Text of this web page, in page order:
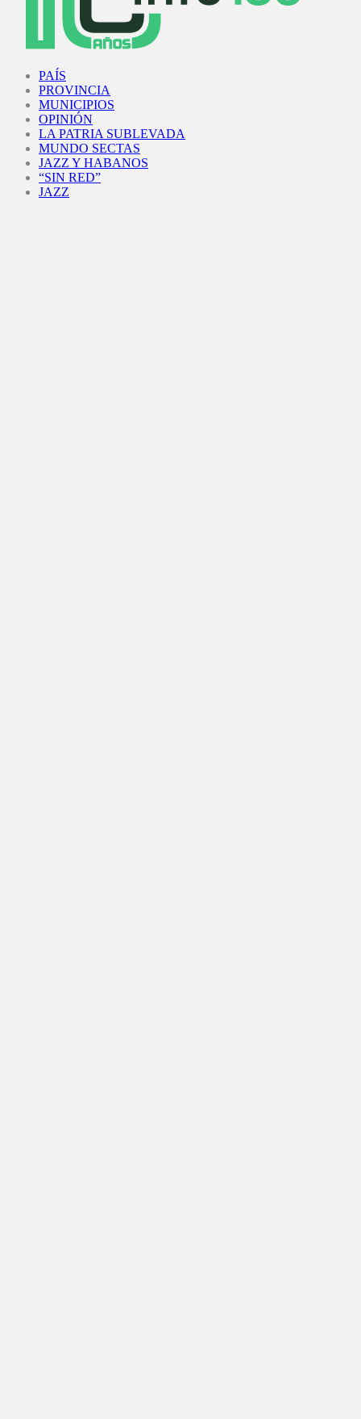
PAÍS
PROVINCIA
MUNICIPIOS
OPINIÓN
LA PATRIA SUBLEVADA
MUNDO SECTAS
JAZZ Y HABANOS
“SIN RED”
JAZZ